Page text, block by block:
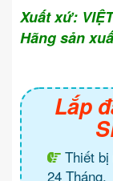
Xuất xứ:
Hãng sản
Lắp
Thiết
24 Tháng.